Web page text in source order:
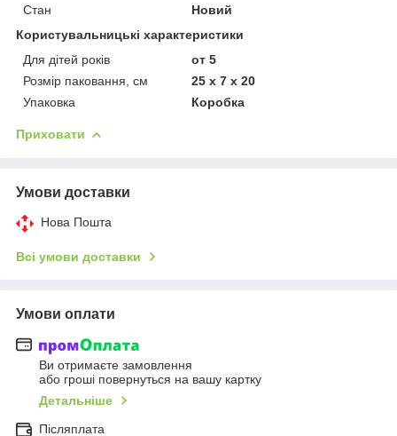
Стан
Новий
Користувальницькі характеристики
Для дітей років
от 5
Розмір паковання, см
25 x 7 x 20
Упаковка
Коробка
Приховати
Умови доставки
Нова Пошта
Всі умови доставки
Умови оплати
Ви отримаєте замовлення
або гроші повернуться на вашу картку
Детальніше
Післяплата